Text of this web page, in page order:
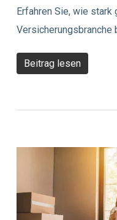
Erfahren Sie, wie
Versicherungsbranche
Beitrag lesen